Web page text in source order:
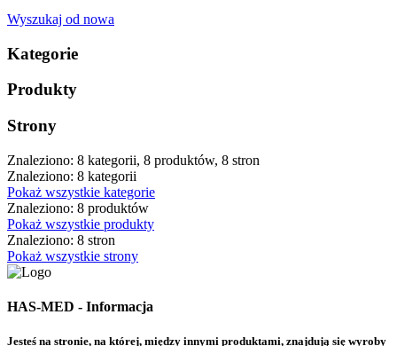
Wyszukaj od nowa
Kategorie
Produkty
Strony
Znaleziono: 8 kategorii, 8 produktów, 8 stron
Znaleziono: 8 kategorii
Pokaż wszystkie kategorie
Znaleziono: 8 produktów
Pokaż wszystkie produkty
Znaleziono: 8 stron
Pokaż wszystkie strony
HAS-MED - Informacja
Jesteś na stronie, na której, między innymi produktami, znajdują się wyroby